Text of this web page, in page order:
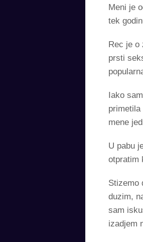
Meni je
tek
Rec je o
prsti
Iako
mene
U pabu
otpratim
Stizemo
duzim,
sam
izadjem